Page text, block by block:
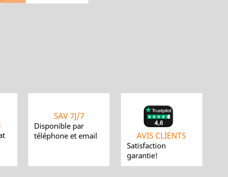
SAV 7J/7
Disponible par
téléphone et email
AVIS CLIENTS
Satisfaction
garantie!